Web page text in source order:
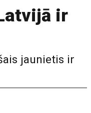
ir
jaunietis ir